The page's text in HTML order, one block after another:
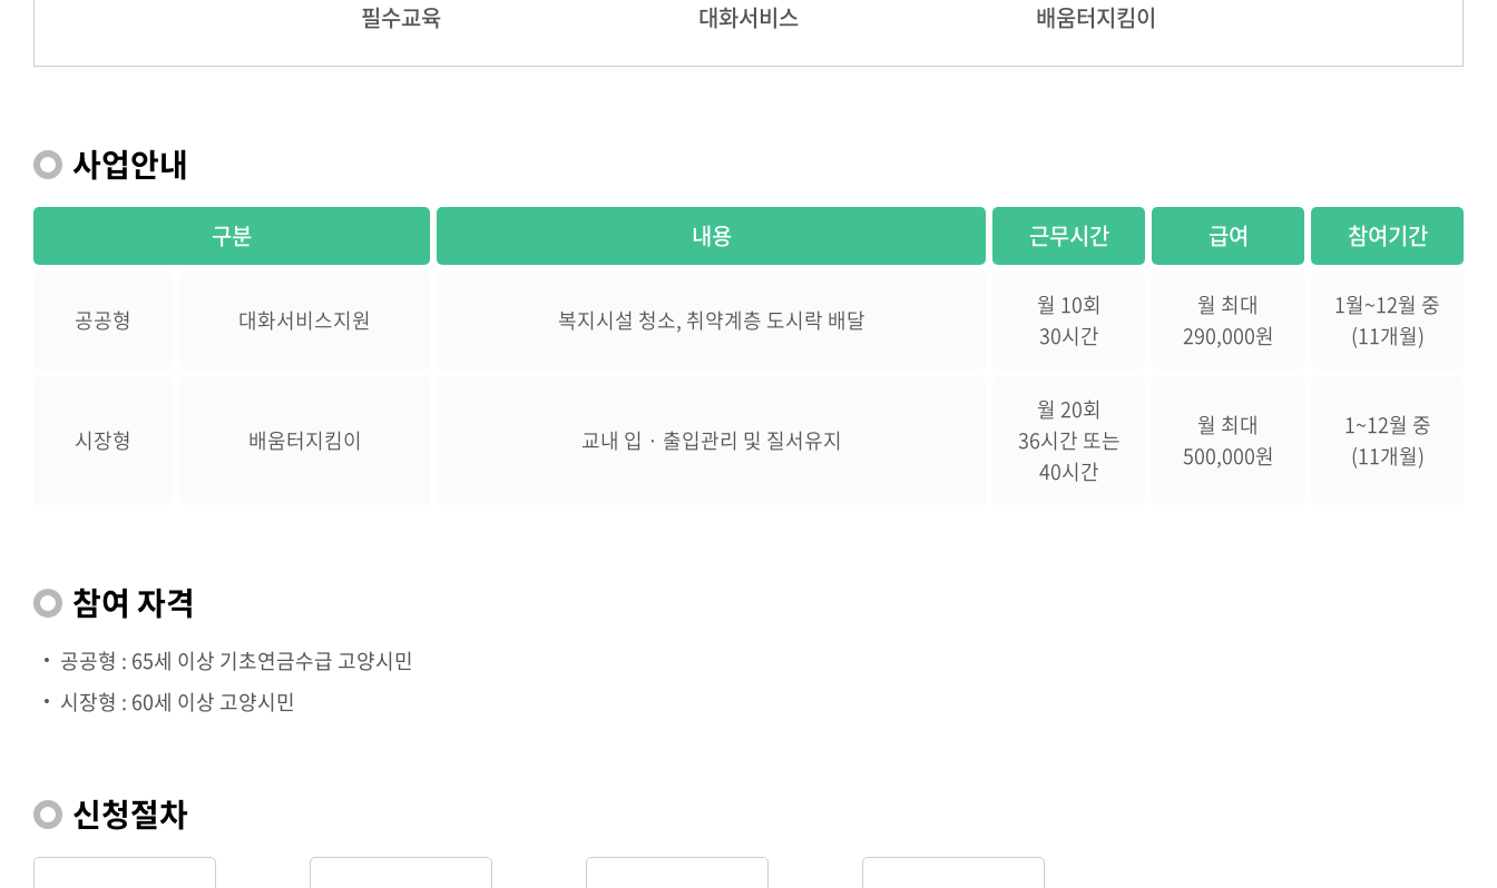
필수교육 대화서비스 배움터지킴이
사업안내
구분 내용 근무시간 급여 참여기간
공공형 대화서비스지원 복지시설 청소, 취약계층 도시락 배달
월 10회
30시간
월 최대
290,000원
1월~12월 중
(11개월)
시장형 배움터지킴이 교내 입 · 출입관리 및 질서유지
월 20회
36시간 또는
40시간
월 최대
500,000원
1~12월 중
(11개월)
참여 자격
공공형 : 65세 이상 기초연금수급 고양시민
시장형 : 60세 이상 고양시민
신청절차